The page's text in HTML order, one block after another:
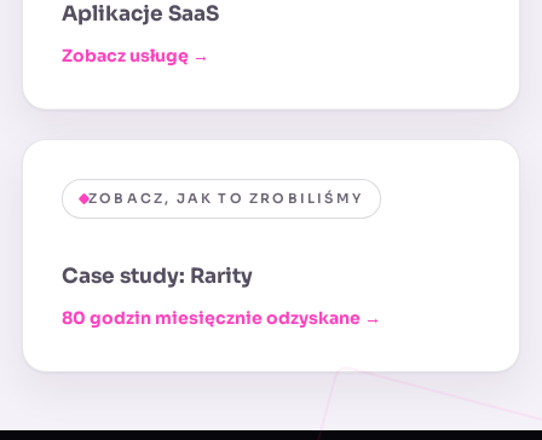
Aplikacje SaaS
Zobacz usługę →
ZOBACZ, JAK TO ZROBILIŚMY
Case study: Rarity
80 godzin miesięcznie odzyskane →